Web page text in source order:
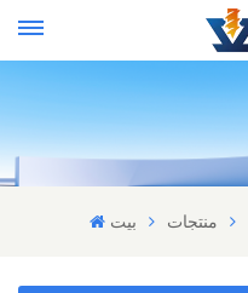
بيت منتجات